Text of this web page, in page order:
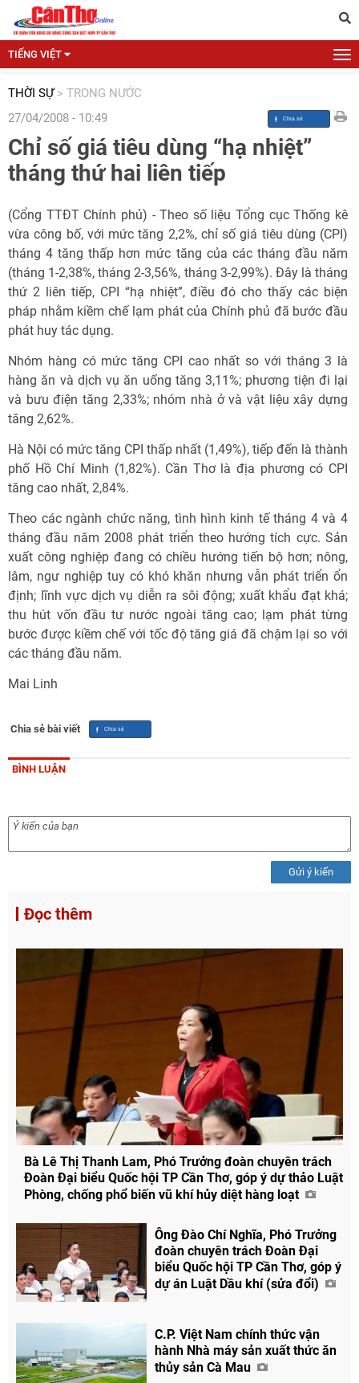
TIẾNG VIỆT
THỜI SỰ > TRONG NƯỚC
27/04/2008 - 10:49
Chỉ số giá tiêu dùng “hạ nhiệt”
tháng thứ hai liên tiếp
(Cổng TTĐT Chính phủ) - Theo số liệu Tổng cục Thống kê
vừa công bố, với mức tăng 2,2%, chỉ số giá tiêu dùng (CPI)
tháng 4 tăng thấp hơn mức tăng của các tháng đầu năm
(tháng 1-2,38%, tháng 2-3,56%, tháng 3-2,99%). Đây là tháng
thứ 2 liên tiếp, CPI “hạ nhiệt”, điều đó cho thấy các biện
pháp nhằm kiềm chế lạm phát của Chính phủ đã bước đầu
phát huy tác dụng.
Nhóm hàng có mức tăng CPI cao nhất so với tháng 3 là
hàng ăn và dịch vụ ăn uống tăng 3,11%; phương tiện đi lại
và bưu điện tăng 2,33%; nhóm nhà ở và vật liệu xây dựng
tăng 2,62%.
Hà Nội có mức tăng CPI thấp nhất (1,49%), tiếp đến là thành
phố Hồ Chí Minh (1,82%). Cần Thơ là địa phương có CPI
tăng cao nhất, 2,84%.
Theo các ngành chức năng, tình hình kinh tế tháng 4 và 4
tháng đầu năm 2008 phát triển theo hướng tích cực. Sản
xuất công nghiệp đang có chiều hướng tiến bộ hơn; nông,
lâm, ngư nghiệp tuy có khó khăn nhưng vẫn phát triển ổn
định; lĩnh vực dịch vụ diễn ra sôi động; xuất khẩu đạt khá;
thu hút vốn đầu tư nước ngoài tăng cao; lạm phát từng
bước được kiềm chế với tốc độ tăng giá đã chậm lại so với
các tháng đầu năm.
Mai Linh
Chia sẻ bài viết
Facebook
BÌNH LUẬN
Gửi ý kiến
Đọc thêm
Bà Lê Thị Thanh Lam, Phó Trưởng đoàn chuyên trách
Đoàn Đại biểu Quốc hội TP Cần Thơ, góp ý dự thảo Luật
Phòng, chống phổ biến vũ khí hủy diệt hàng loạt
Ông Đào Chí Nghĩa, Phó Trưởng
đoàn chuyên trách Đoàn Đại
biểu Quốc hội TP Cần Thơ, góp ý
dự án Luật Dầu khí (sửa đổi)
C.P. Việt Nam chính thức vận
hành Nhà máy sản xuất thức ăn
thủy sản Cà Mau